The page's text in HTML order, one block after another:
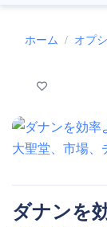
ホーム オプ
ダナンを